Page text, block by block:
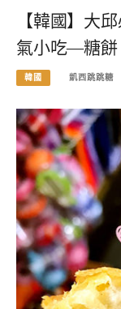
【韓國】大
氣小吃—糖餅
韓國 凱西跳跳糖